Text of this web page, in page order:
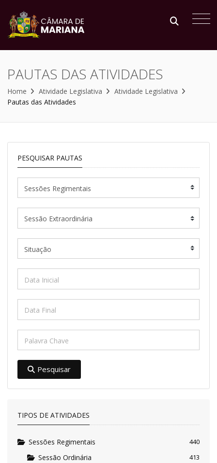
PAUTAS DAS ATIVIDADES
Home Atividade Legislativa
Atividade Legislativa
Pautas das Atividades
PESQUISAR PAUTAS
Pesquisar
TIPOS DE ATIVIDADES
Sessões Regimentais 440
Sessão Ordinária 413